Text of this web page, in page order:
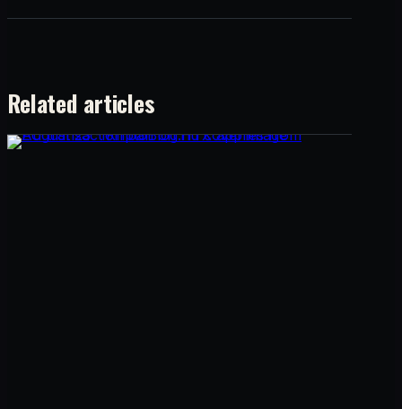
Related articles